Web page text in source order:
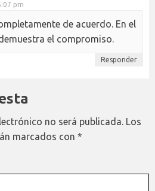
pm
de acuerdo. En el
el compromiso.
Responder
no será publicada. Los
marcados con *